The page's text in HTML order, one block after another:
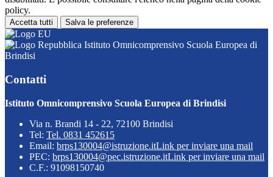
policy.
Accetta tutti Salva le preferenze
Istituto Omnicomprensivo Scuola Europea di
Brindisi
Contatti
Istituto Omnicomprensivo Scuola Europea di Brindisi
Via n. Brandi 14 - 22, 72100 Brindisi
Tel: Tel. 0831 452615
Email: brps130004@istruzione.itLink per inviare una mail
PEC: brps130004@pec.istruzione.itLink per inviare una mail
C.F.: 91098150740